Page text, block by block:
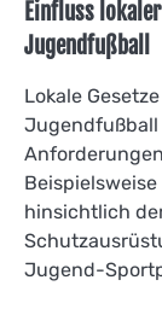
Einfluss
Jugendfußball
Lokale
Jugendfußball
hinsichtlich
Jugend-